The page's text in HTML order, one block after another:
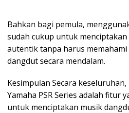
Bahkan bagi pemula,
sudah cukup untuk
autentik tanpa harus
dangdut secara mendalam.
Kesimpulan Secara
Yamaha PSR Series adalah fitur
untuk menciptakan musik